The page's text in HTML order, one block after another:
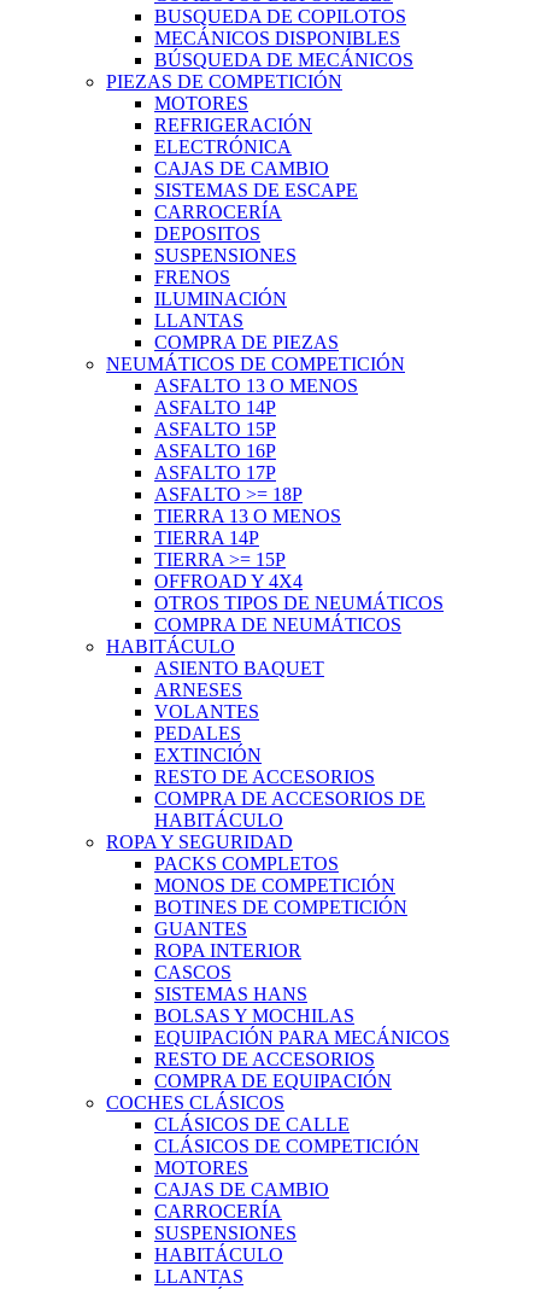
BUSQUEDA DE COPILOTOS
MECÁNICOS DISPONIBLES
BÚSQUEDA DE MECÁNICOS
PIEZAS DE COMPETICIÓN
MOTORES
REFRIGERACIÓN
ELECTRÓNICA
CAJAS DE CAMBIO
SISTEMAS DE ESCAPE
CARROCERÍA
DEPOSITOS
SUSPENSIONES
FRENOS
ILUMINACIÓN
LLANTAS
COMPRA DE PIEZAS
NEUMÁTICOS DE COMPETICIÓN
ASFALTO 13 O MENOS
ASFALTO 14P
ASFALTO 15P
ASFALTO 16P
ASFALTO 17P
ASFALTO >= 18P
TIERRA 13 O MENOS
TIERRA 14P
TIERRA >= 15P
OFFROAD Y 4X4
OTROS TIPOS DE NEUMÁTICOS
COMPRA DE NEUMÁTICOS
HABITÁCULO
ASIENTO BAQUET
ARNESES
VOLANTES
PEDALES
EXTINCIÓN
RESTO DE ACCESORIOS
COMPRA DE ACCESORIOS DE
HABITÁCULO
ROPA Y SEGURIDAD
PACKS COMPLETOS
MONOS DE COMPETICIÓN
BOTINES DE COMPETICIÓN
GUANTES
ROPA INTERIOR
CASCOS
SISTEMAS HANS
BOLSAS Y MOCHILAS
EQUIPACIÓN PARA MECÁNICOS
RESTO DE ACCESORIOS
COMPRA DE EQUIPACIÓN
COCHES CLÁSICOS
CLÁSICOS DE CALLE
CLÁSICOS DE COMPETICIÓN
MOTORES
CAJAS DE CAMBIO
CARROCERÍA
SUSPENSIONES
HABITÁCULO
LLANTAS